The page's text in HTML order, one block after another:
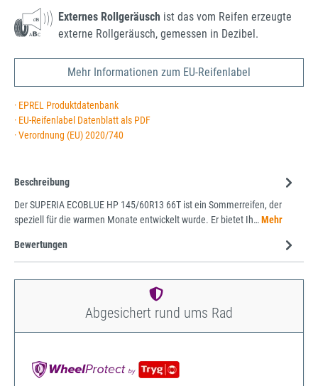
Externes Rollgeräusch ist das vom Reifen erzeugte
externe Rollgeräusch, gemessen in Dezibel.
Mehr Informationen zum EU-Reifenlabel
· EPREL Produktdatenbank
· EU-Reifenlabel Datenblatt als PDF
· Verordnung (EU) 2020/740
Beschreibung
Der SUPERIA ECOBLUE HP 145/60R13 66T ist ein Sommerreifen, der
speziell für die warmen Monate entwickelt wurde. Er bietet Ih…Mehr
Bewertungen
Abgesichert rund ums Rad